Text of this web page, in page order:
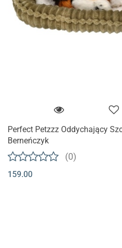
Perfect Petzzz Oddychający
Berneńczyk
(0)
159.00